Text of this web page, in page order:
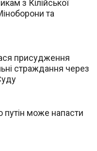
та
присудження
страждання через
може напасти